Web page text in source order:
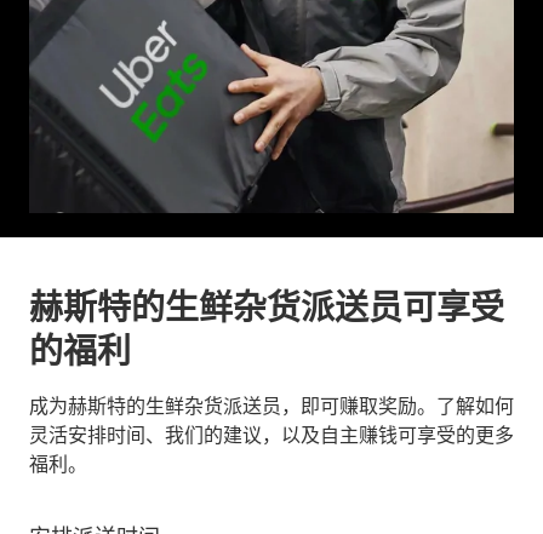
赫斯特的生鲜杂货派送员可享受
的福利
成为赫斯特的生鲜杂货派送员，即可赚取奖励。了解如何
灵活安排时间、我们的建议，以及自主赚钱可享受的更多
福利。